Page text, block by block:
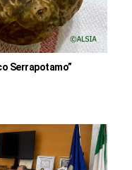
Serrapotamo”